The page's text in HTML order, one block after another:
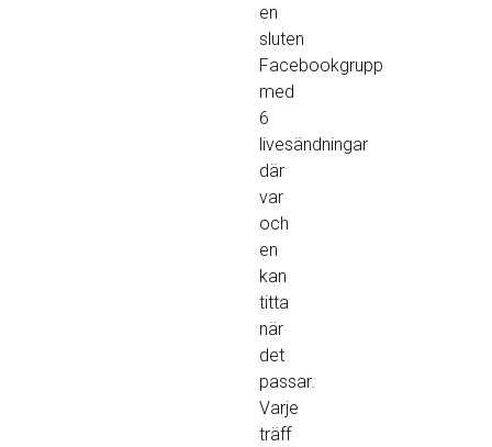
en
sluten
Facebookgrupp
med
6
livesändningar
där
var
och
en
kan
titta
när
det
passar.
Varje
träff